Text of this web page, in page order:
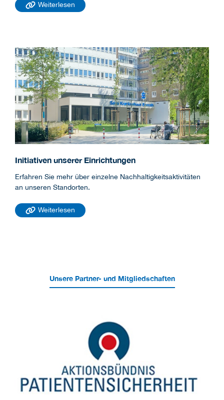
Weiterlesen
Initiativen unserer Einrichtungen
Erfahren Sie mehr über einzelne Nachhaltigkeitsaktivitäten
an unseren Standorten.
Weiterlesen
Unsere Partner- und Mitgliedschaften